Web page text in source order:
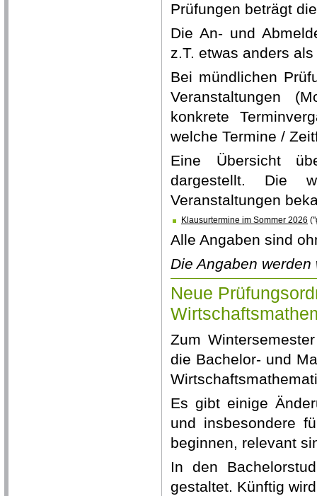
Prüfungen beträgt
Die An- und
z.T. etwas anders
Bei mündlichen
Veranstaltungen
konkrete
welche Termine /
Eine Übersicht
dargestellt. Die
Veranstaltungen
Klausurtermine im Sommer 2026
Alle Angaben sind
Die Angaben
Neue
Zum
die Bachelor- und
Es gibt einige
und insbesondere
beginnen, relevant
In den
gestaltet. Künftig